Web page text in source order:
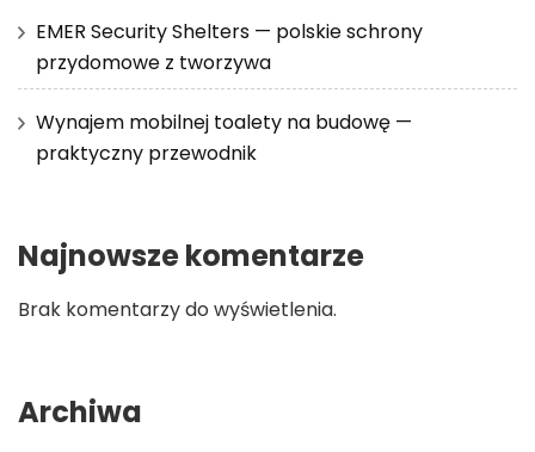
EMER Security Shelters — polskie schrony
przydomowe z tworzywa
Wynajem mobilnej toalety na budowę —
praktyczny przewodnik
Najnowsze komentarze
Brak komentarzy do wyświetlenia.
Archiwa